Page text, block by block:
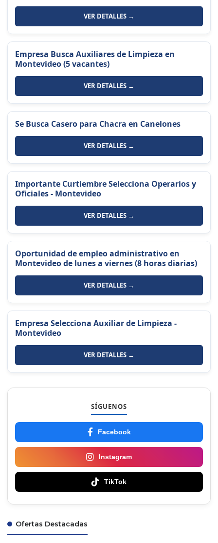
VER DETALLES →
Empresa Busca Auxiliares de Limpieza en
Montevideo (5 vacantes)
VER DETALLES →
Se Busca Casero para Chacra en Canelones
VER DETALLES →
Importante Curtiembre Selecciona Operarios y
Oficiales - Montevideo
VER DETALLES →
Oportunidad de empleo administrativo en
Montevideo de lunes a viernes (8 horas diarias)
VER DETALLES →
Empresa Selecciona Auxiliar de Limpieza -
Montevideo
VER DETALLES →
SÍGUENOS
Facebook
Instagram
TikTok
Ofertas Destacadas